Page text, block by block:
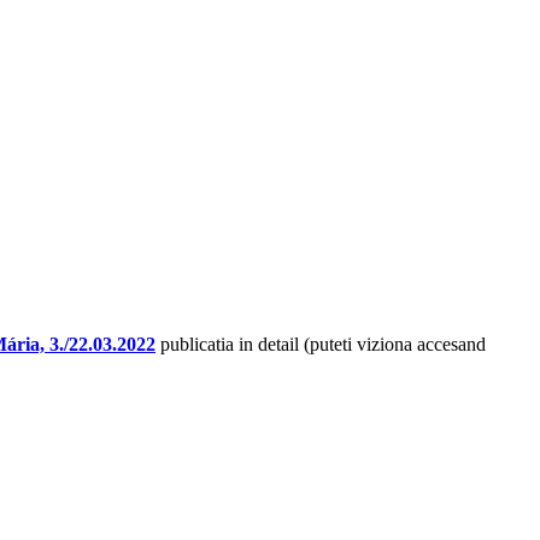
3./22.03.2022 publicatia in detail (puteti viziona accesand